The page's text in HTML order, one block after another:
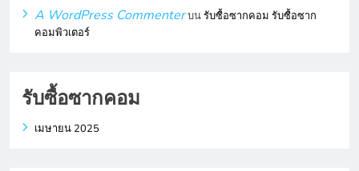
A WordPress Commenterบนรับซื้อซากคอม รับซื้อซาก
คอมพิวเตอร์
รับซื้อซากคอม
เมษายน 2025